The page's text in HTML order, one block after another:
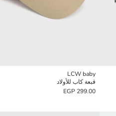
LCW baby
قبعة كاب للأولاد
299.00 EGP